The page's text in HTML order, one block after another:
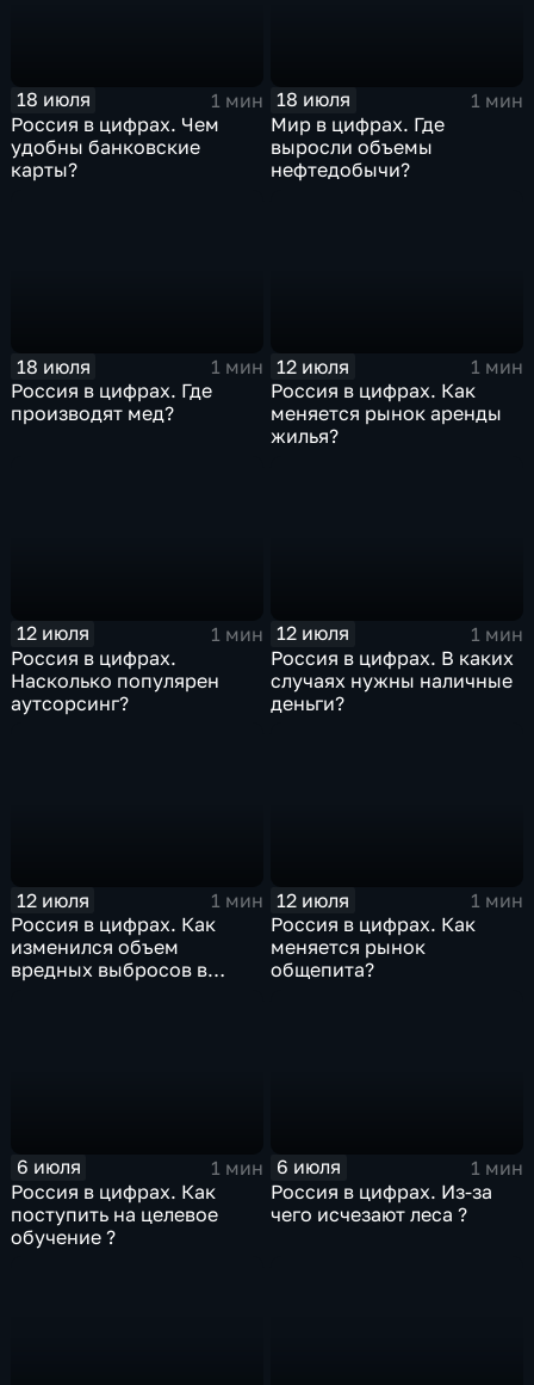
18 июля
1 мин
Россия в цифрах. Чем
удобны банковские
карты?
18 июля
1 мин
Мир в цифрах. Где
выросли объемы
нефтедобычи?
18 июля
1 мин
Россия в цифрах. Где
производят мед?
12 июля
1 мин
Россия в цифрах. Как
меняется рынок аренды
жилья?
12 июля
1 мин
Россия в цифрах.
Насколько популярен
аутсорсинг?
12 июля
1 мин
Россия в цифрах. В каких
случаях нужны наличные
деньги?
12 июля
1 мин
Россия в цифрах. Как
изменился объем
вредных выбросов в
12 июля
1 мин
Россия в цифрах. Как
меняется рынок
общепита?
6 июля
1 мин
Россия в цифрах. Как
поступить на целевое
обучение ?
6 июля
1 мин
Россия в цифрах. Из-за
чего исчезают леса ?